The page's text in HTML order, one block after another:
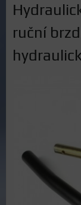
ruční